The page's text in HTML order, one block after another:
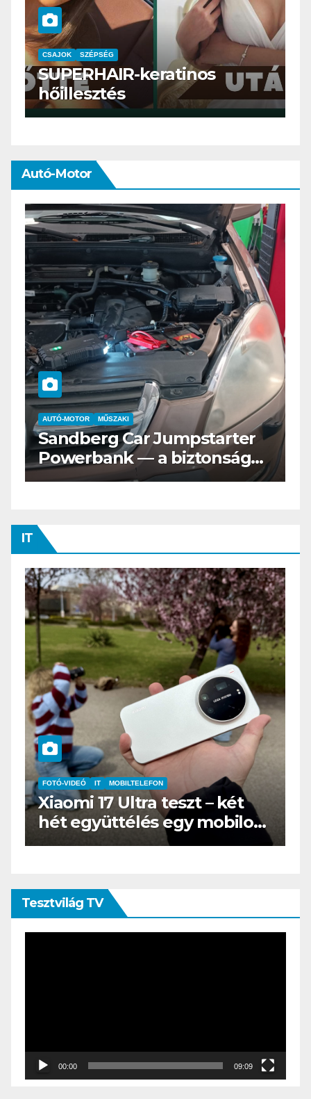
CSAJOK SMINK SZÉPSÉG
Szemöldök laminálás-az
meg mi?
Autó-Motor
AUTÓ-MOTOR ELEKTROMOS
Az új Nissan LEAF csak a
Tesztvilágra vár!
IT
IT MŰSZAKI
BOOX Go 10.3 teszt – Amikor
az e-book olvasó felnő, és
öltönyt húz
Tesztvilág TV
00:00 09:09